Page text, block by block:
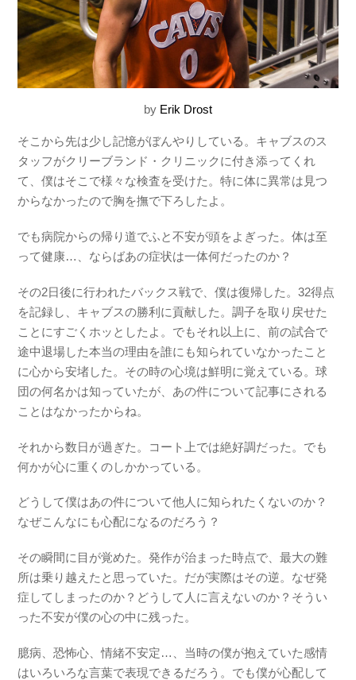
by Erik Drost
そこから先は少し記憶がぼんやりしている。キャブスのス
タッフがクリーブランド・クリニックに付き添ってくれ
て、僕はそこで様々な検査を受けた。特に体に異常は見つ
からなかったので胸を撫で下ろしたよ。
でも病院からの帰り道でふと不安が頭をよぎった。体は至
って健康…、ならばあの症状は一体何だったのか？
その2日後に行われたバックス戦で、僕は復帰した。32得点
を記録し、キャブスの勝利に貢献した。調子を取り戻せた
ことにすごくホッとしたよ。でもそれ以上に、前の試合で
途中退場した本当の理由を誰にも知られていなかったこと
に心から安堵した。その時の心境は鮮明に覚えている。球
団の何名かは知っていたが、あの件について記事にされる
ことはなかったからね。
それから数日が過ぎた。コート上では絶好調だった。でも
何かが心に重くのしかかっている。
どうして僕はあの件について他人に知られたくないのか？
なぜこんなにも心配になるのだろう？
その瞬間に目が覚めた。発作が治まった時点で、最大の難
所は乗り越えたと思っていた。だが実際はその逆。なぜ発
症してしまったのか？どうして人に言えないのか？そうい
った不安が僕の心の中に残った。
臆病、恐怖心、情緒不安定…、当時の僕が抱えていた感情
はいろいろな言葉で表現できるだろう。でも僕が心配して